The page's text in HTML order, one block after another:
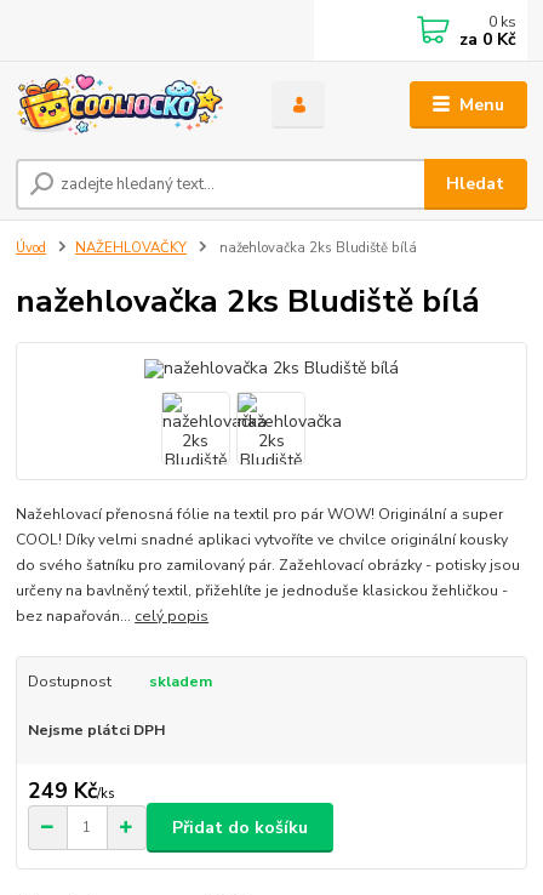
Menu
Hledat
0 ks
za 0 Kč
Úvod NAŽEHLOVAČKY nažehlovačka 2ks Bludiště bílá
nažehlovačka 2ks Bludiště bílá
Nažehlovací přenosná fólie na textil pro pár WOW! Originální a super
COOL! Díky velmi snadné aplikaci vytvoříte ve chvilce originální kousky
do svého šatníku pro zamilovaný pár. Zažehlovací obrázky - potisky jsou
určeny na bavlněný textil, přižehlíte je jednoduše klasickou žehličkou -
bez napařován... celý popis
Dostupnost skladem
Nejsme plátci DPH
249 Kč/ks
Přidat do košíku